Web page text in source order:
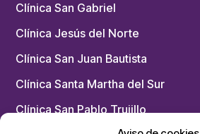
Clínica San Gabriel
Clínica Jesús del Norte
Clínica San Juan Bautista
Clínica Santa Martha del Sur
Clínica San Pablo Trujillo